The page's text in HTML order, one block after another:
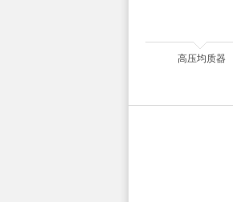
高压均质器